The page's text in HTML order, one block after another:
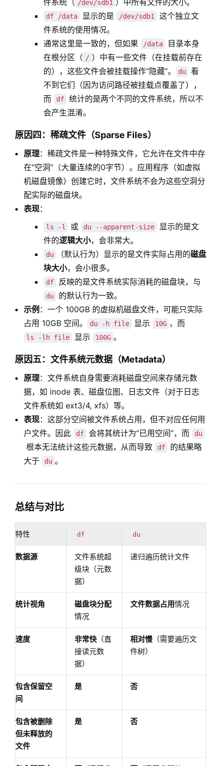
件系统（ /dev/sdb1 ）中所有文件的大小。
df /data 显示的是 /dev/sdb1
这个独立文
件系统的使用情况。
通常这里是一致的，但如果
/data
目录本身
在根分区（ / ）中有一些文件（在挂载前存在
的），这些文件会被挂载操作“隐藏”。
du
看
不到它们（因为访问路径被挂载点覆盖了），
而
df
统计的是两个不同的文件系统，所以不
会产生混淆。
原因四：稀疏文件（Sparse Files）
原理：稀疏文件是一种特殊文件，它允许在文件中存
在“空洞”（大量连续的0字节）。应用程序（如虚拟
机磁盘镜像）创建它时，文件系统不会为这些空洞分
配实际的磁盘块。
表现：
ls -l 或 du --apparent-size
显示的是文
件的逻辑大小，会非常大。
du （默认行为）显示的是文件实际占用的磁盘
块大小，会小很多。
df 反映的是文件系统实际消耗的磁盘块，与
du
的默认行为一致。
示例 ：一个 100GB 的虚拟机磁盘文件，可能只实际
占用 10GB 空间。
du -h file 显示 10G ，而
ls -lh file 显示 100G 。
原因五：文件系统元数据（Metadata）
原理：文件系统自身需要消耗磁盘空间来存储元数
据，如 inode 表、磁盘位图、日志文件（对于日志
文件系统如 ext3/4, xfs）等。
表现：这部分空间被文件系统占用，但不对应任何用
户文件。因此
df 会将其统计为“已用空间”，而 du
根本无法统计这些元数据，从而导致 df
的结果略
大于
du 。
总结与对比
特性 df du
数据源
文件系统超
级块（元数
据）
递归遍历统计文件
统计视角
磁盘块分配
情况
文件数据占用情况
速度 非常快 （直
接读元数
据）
相对慢 （需要遍历文
件树）
包含保留空
间
是 否
包含被删除
但未释放的
文件
是 否